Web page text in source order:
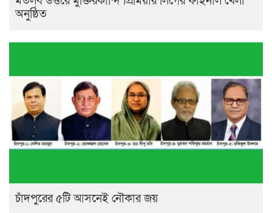
অনুষ্ঠিত
চাঁদপুরের ৫টি আসনেই নৌকার জয়